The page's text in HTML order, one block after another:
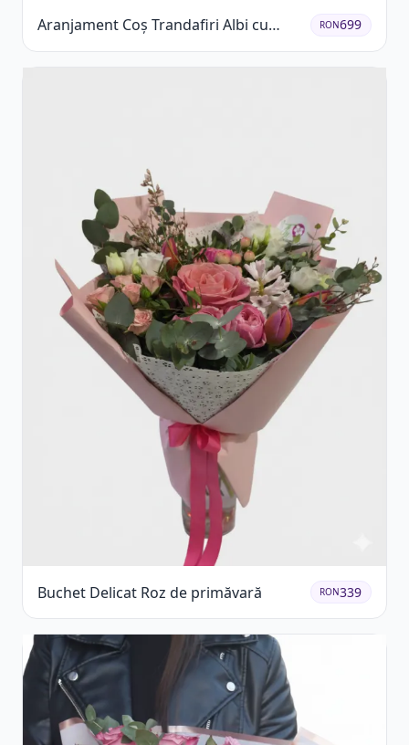
Aranjament Coș Trandafiri Albi cu
Accent Roșu
RON699
Buchet Delicat Roz de primăvară RON339